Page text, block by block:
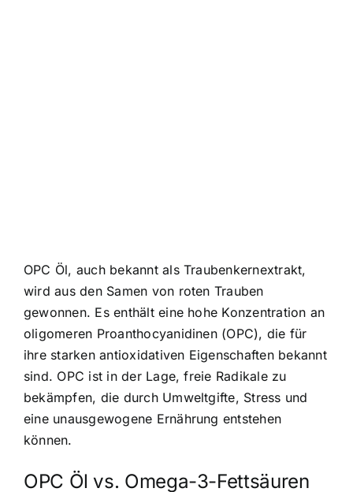
OPC Öl, auch bekannt als Traubenkernextrakt,
wird aus den Samen von roten Trauben
gewonnen. Es enthält eine hohe Konzentration an
oligomeren Proanthocyanidinen (OPC), die für
ihre starken antioxidativen Eigenschaften bekannt
sind. OPC ist in der Lage, freie Radikale zu
bekämpfen, die durch Umweltgifte, Stress und
eine unausgewogene Ernährung entstehen
können.
OPC Öl vs. Omega-3-Fettsäuren